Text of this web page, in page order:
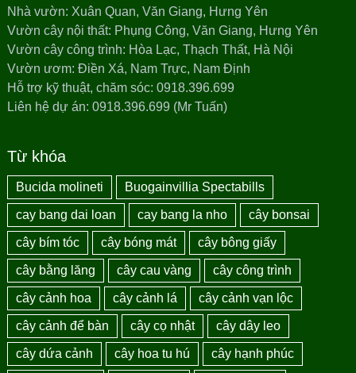
Nhà vườn: Xuân Quan, Văn Giang, Hưng Yên
Vườn cây nội thất: Phụng Công, Văn Giang, Hưng Yên
Vườn cây công trình: Hòa Lạc, Thạch Thất, Hà Nội
Vườn ươm: Điền Xá, Nam Trực, Nam Định
Hỗ trợ kỹ thuật, chăm sóc: 0918.396.699
Liên hệ dự án: 0918.396.699 (Mr Tuấn)
Từ khóa
Bucida molineti Buogainvillia Spectabills
cay bang dai loan cay bang la nho cây bonsai
cây bím tóc cây bóng mát cây bông giấy
cây bằng lăng cây cau vàng cây công trình
cây cảnh hoa cây cảnh lá cây cảnh vạn lộc
cây cảnh để bàn cây cọ nhật cây dây leo
cây dứa cảnh cây hoa tu hú cây hạnh phúc